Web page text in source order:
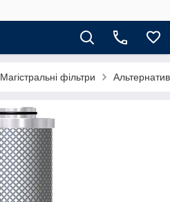
Магістральні фільтри